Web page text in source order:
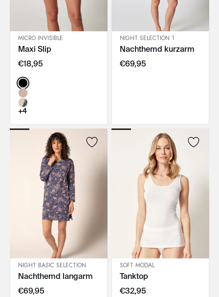
IN DEN WARENKORB
MICRO INVISIBLE
Maxi Slip
€18,95
Color:
+4
IN DEN WARENKORB
NIGHT SELECTION 1
Nachthemd kurzarm
€69,95
IN DEN WARENKORB
NIGHT BASIC SELECTION
Nachthemd langarm
€69,95
IN DEN WARENKORB
SOFT MODAL
Tanktop
€32,95